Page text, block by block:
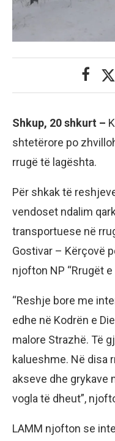
Shkup, 20 shkurt –
shtetërore po
rrugë të lagështa.
Për shkak të
vendoset ndalim
transportuese në
Gostivar – Kërçovë
njofton NP “Rrugët
“Reshje bore me
edhe në Kodrën e
malore Strazhë. Të
kalueshme. Në disa
akseve dhe grykave
vogla të dheut”,
LAMM njofton se